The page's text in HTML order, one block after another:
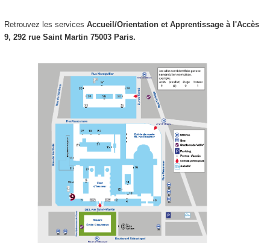
Retrouvez les services Accueil/Orientation et Apprentissage à l'Accès
9, 292 rue Saint Martin 75003 Paris.